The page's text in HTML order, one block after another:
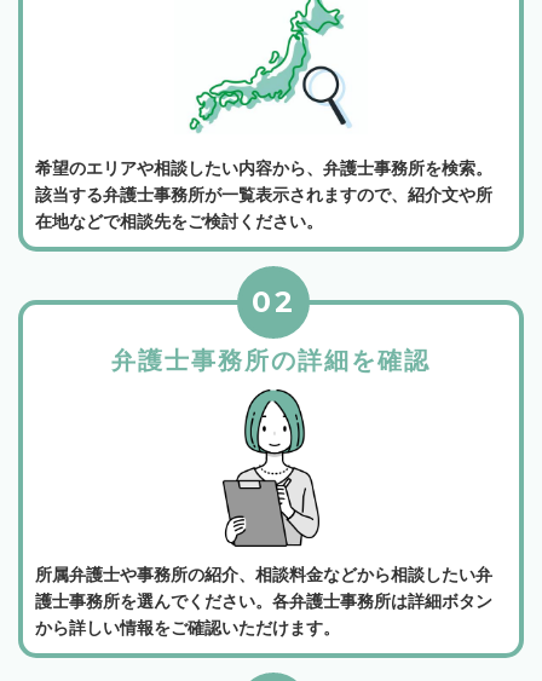
希望のエリアや相談したい内容から、弁護士事務所を検索。
該当する弁護士事務所が一覧表示されますので、紹介文や所
在地などで相談先をご検討ください。
弁護士事務所の詳細を確認
02
所属弁護士や事務所の紹介、相談料金などから相談したい弁
護士事務所を選んでください。各弁護士事務所は詳細ボタン
から詳しい情報をご確認いただけます。